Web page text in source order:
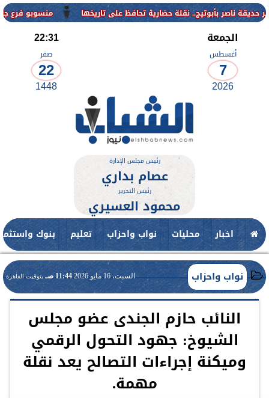
منسوبو فرع جامعة
الجمعة
أغسطس
7
2026
22:31
صفر
22
1448
رئيس مجلس الإدارة
عصام بداري
رئيس التحرير
محمود العسيري
اخبار محليات نواب واحزاب تعليم بنوك
نواب واحزاب السبت، 16 مايو 2026 11:44 صـ بتوقيت القاهرة
النائب حازم الجندى عضو مجلس
الشيوخ: جهود التحول الرقمي
وميكنة إجراءات التصالح يعد نقلة
مهمة.